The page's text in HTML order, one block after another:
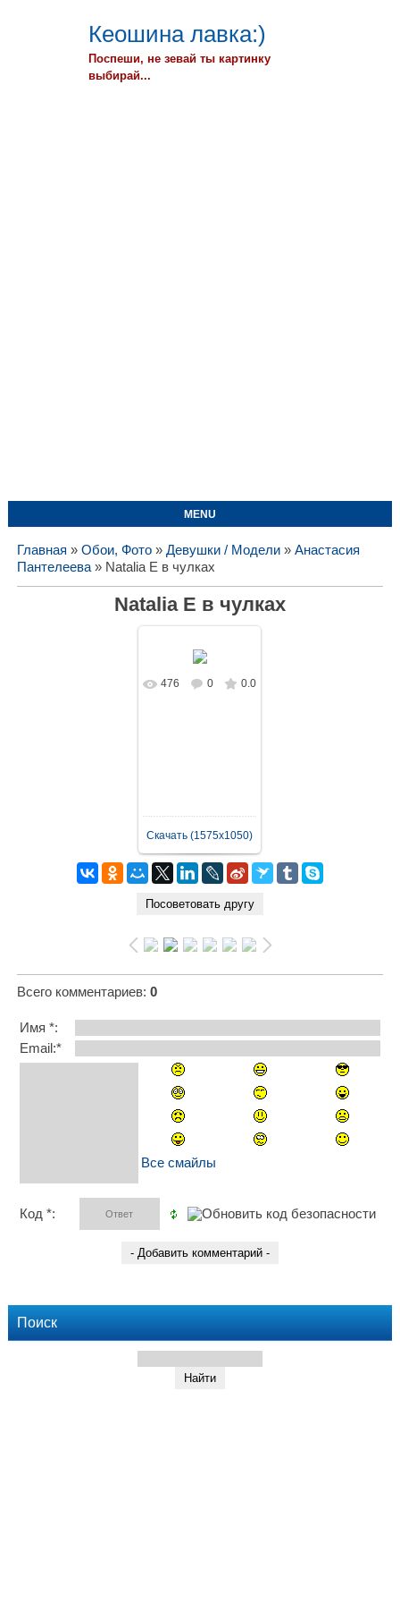
Кеошина лавка:)
Поспеши, не зевай ты картинку
выбирай...
MENU
Главная » Обои, Фото» Девушки / Модели» Анастасия
Пантелеева» Natalia E в чулках
Natalia E в чулках
В реальном
476 0 0.0
Скачать (1575x1050)
Всего комментариев: 0
Имя *:
Email:*
Все смайлы
Код *:
Поиск